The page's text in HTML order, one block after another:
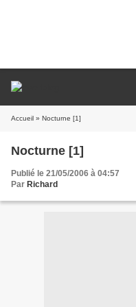
Accueil » Nocturne [1]
Nocturne [1]
Publié le 21/05/2006 à 04:57
Par Richard